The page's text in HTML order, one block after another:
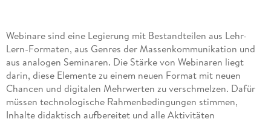
Webinare sind eine Legierung mit Bestandteilen aus Lehr-
Lern-Formaten, aus Genres der Massenkommunikation und
aus analogen Seminaren. Die Stärke von Webinaren liegt
darin, diese Elemente zu einem neuen Format mit neuen
Chancen und digitalen Mehrwerten zu verschmelzen. Dafür
müssen technologische Rahmenbedingungen stimmen,
Inhalte didaktisch aufbereitet und alle Aktivitäten